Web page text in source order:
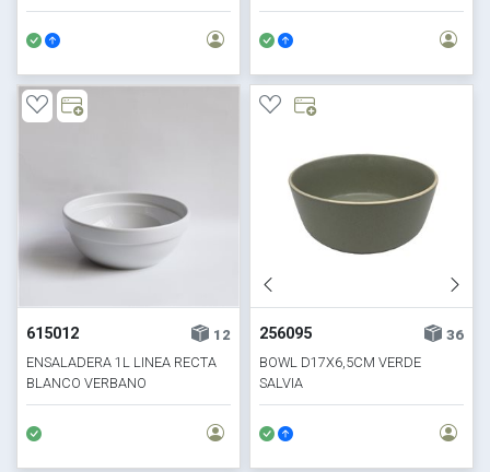
ACACIA
615012
12
ENSALADERA 1L LINEA RECTA
BLANCO VERBANO
256095
36
BOWL D17X6,5CM VERDE
SALVIA